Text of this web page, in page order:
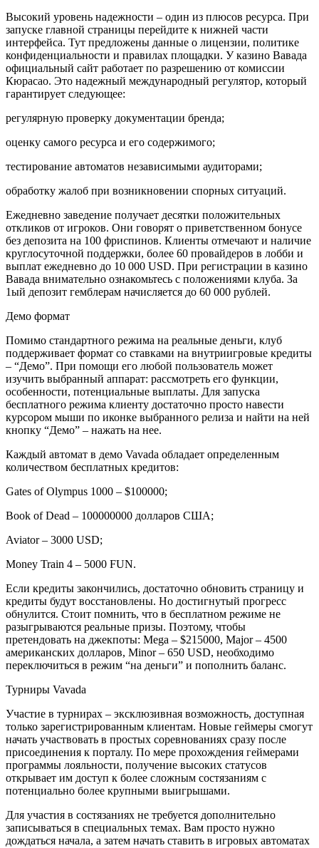
Высокий уровень надежности – один из плюсов ресурса. При
запуске главной страницы перейдите к нижней части
интерфейса. Тут предложены данные о лицензии, политике
конфиденциальности и правилах площадки. У казино Вавада
официальный сайт работает по разрешению от комиссии
Кюрасао. Это надежный международный регулятор, который
гарантирует следующее:
регулярную проверку документации бренда;
оценку самого ресурса и его содержимого;
тестирование автоматов независимыми аудиторами;
обработку жалоб при возникновении спорных ситуаций.
Ежедневно заведение получает десятки положительных
откликов от игроков. Они говорят о приветственном бонусе
без депозита на 100 фриспинов. Клиенты отмечают и наличие
круглосуточной поддержки, более 60 провайдеров в лобби и
выплат ежедневно до 10 000 USD. При регистрации в казино
Вавада внимательно ознакомьтесь с положениями клуба. За
1ый депозит гемблерам начисляется до 60 000 рублей.
Демо формат
Помимо стандартного режима на реальные деньги, клуб
поддерживает формат со ставками на внутриигровые кредиты
– “Демо”. При помощи его любой пользователь может
изучить выбранный аппарат: рассмотреть его функции,
особенности, потенциальные выплаты. Для запуска
бесплатного режима клиенту достаточно просто навести
курсором мыши по иконке выбранного релиза и найти на ней
кнопку “Демо” – нажать на нее.
Каждый автомат в демо Vavada обладает определенным
количеством бесплатных кредитов:
Gates of Olympus 1000 – $100000;
Book of Dead – 100000000 долларов США;
Aviator – 3000 USD;
Money Train 4 – 5000 FUN.
Если кредиты закончились, достаточно обновить страницу и
кредиты будут восстановлены. Но достигнутый прогресс
обнулится. Стоит помнить, что в бесплатном режиме не
разыгрываются реальные призы. Поэтому, чтобы
претендовать на джекпоты: Mega – $215000, Major – 4500
американских долларов, Minor – 650 USD, необходимо
переключиться в режим “на деньги” и пополнить баланс.
Турниры Vavada
Участие в турнирах – эксклюзивная возможность, доступная
только зарегистрированным клиентам. Новые геймеры смогут
начать участвовать в простых соревнованиях сразу после
присоединения к порталу. По мере прохождения геймерами
программы лояльности, получение высоких статусов
открывает им доступ к более сложным состязаниям с
потенциально более крупными выигрышами.
Для участия в состязаниях не требуется дополнительно
записываться в специальных темах. Вам просто нужно
дождаться начала, а затем начать ставить в игровых автоматах